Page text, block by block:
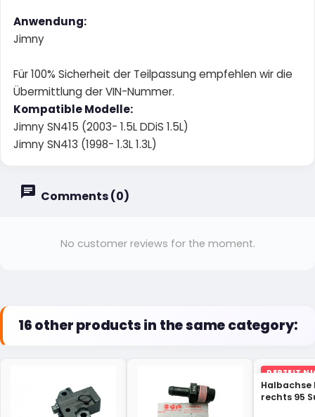
Anwendung:
Jimny
Für 100% Sicherheit der Teilpassung empfehlen wir die
Übermittlung der VIN-Nummer.
Kompatible Modelle:
Jimny SN415 (2003- 1.5L DDiS 1.5L)
Jimny SN413 (1998- 1.3L 1.3L)
Comments (0)
No customer reviews for the moment.
16 other products in the same category:
DERZEIT
LAGER
Halbachse
rechts 95